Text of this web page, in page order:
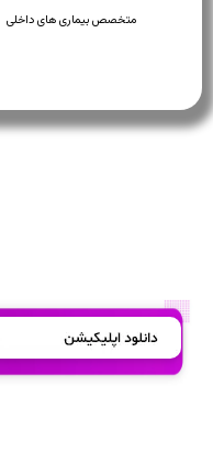
متخصص بیماری های داخلی